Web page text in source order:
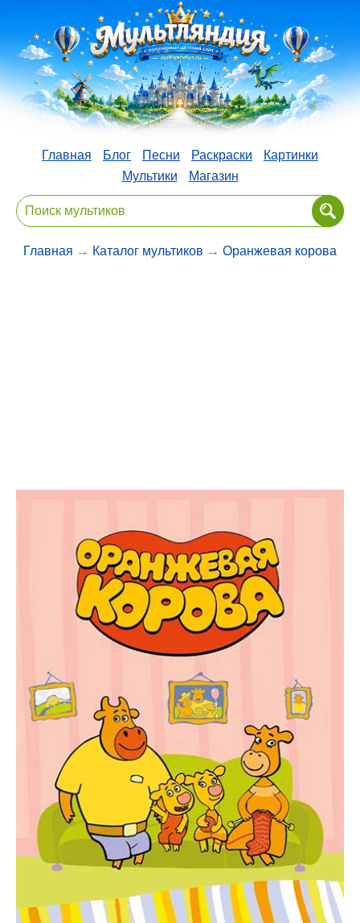
Главная Блог Песни Раскраски
Картинки
Мультики
Магазин
Главная → Каталог мультиков → Оранжевая корова